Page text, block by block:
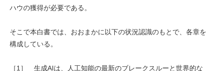
ハウの獲得が必要である。
そこで本白書では、おおまかに以下の状況認識のもとで、各章を
構成している。
［1］ 生成AIは、人工知能の最新のブレークスルーと世界的な